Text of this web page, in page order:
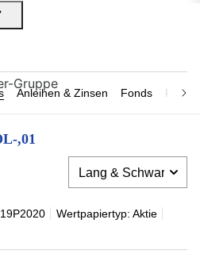
Anleihen & Zinsen Fonds
,01
Wertpapiertyp: Aktie
Gruppe